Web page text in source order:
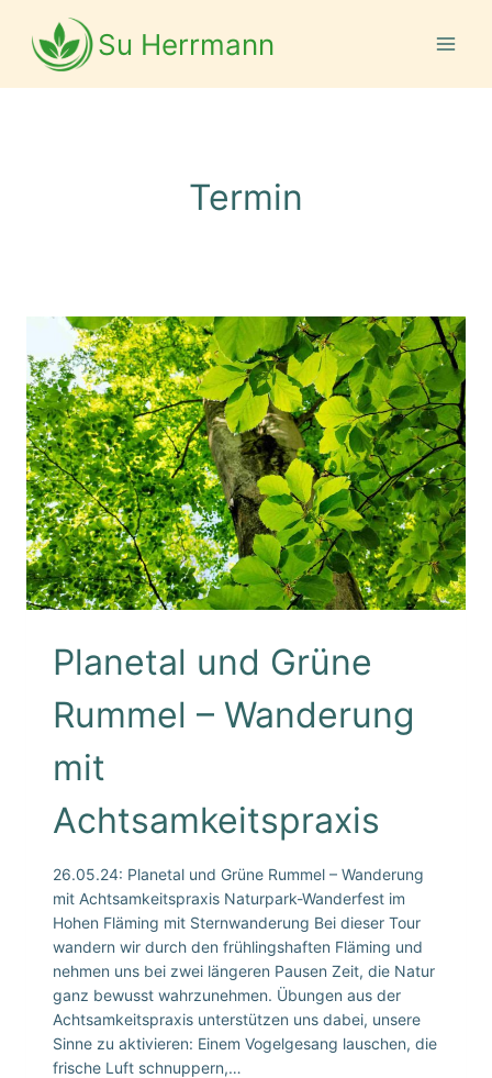
Inhalt
springen
Su Herrmann
Termin
Planetal und Grüne
Rummel – Wanderung
mit
Achtsamkeitspraxis
26.05.24: Planetal und Grüne Rummel – Wanderung
mit Achtsamkeitspraxis Naturpark-Wanderfest im
Hohen Fläming mit Sternwanderung Bei dieser Tour
wandern wir durch den frühlingshaften Fläming und
nehmen uns bei zwei längeren Pausen Zeit, die Natur
ganz bewusst wahrzunehmen. Übungen aus der
Achtsamkeitspraxis unterstützen uns dabei, unsere
Sinne zu aktivieren: Einem Vogelgesang lauschen, die
frische Luft schnuppern,…